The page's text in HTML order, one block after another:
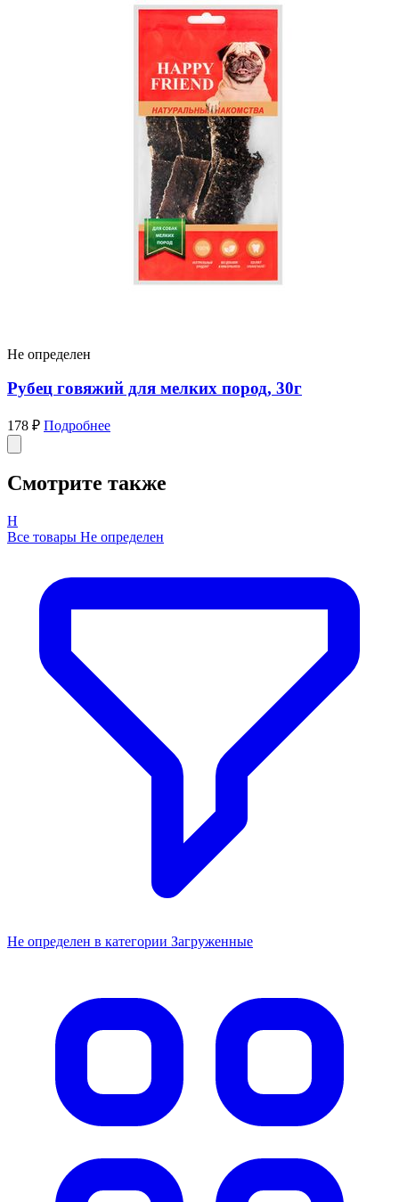
Не определен
Рубец говяжий для мелких пород, 30г
178 ₽ Подробнее
Смотрите также
Н
Все товары Не определен
Не определен в категории Загруженные